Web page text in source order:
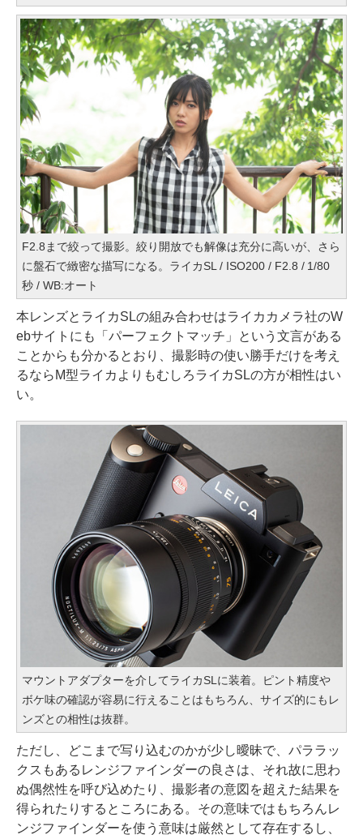
F2.8まで絞って撮影。絞り開放でも解像は充分に高いが、さら
に盤石で緻密な描写になる。ライカSL / ISO200 / F2.8 / 1/80
秒 / WB:オート
本レンズとライカSLの組み合わせはライカカメラ社のW
ebサイトにも「パーフェクトマッチ」という文言がある
ことからも分かるとおり、撮影時の使い勝手だけを考え
るならM型ライカよりもむしろライカSLの方が相性はい
い。
マウントアダプターを介してライカSLに装着。ピント精度や
ボケ味の確認が容易に行えることはもちろん、サイズ的にもレ
ンズとの相性は抜群。
ただし、どこまで写り込むのかが少し曖昧で、パララッ
クスもあるレンジファインダーの良さは、それ故に思わ
ぬ偶然性を呼び込めたり、撮影者の意図を超えた結果を
得られたりするところにある。その意味ではもちろんレ
ンジファインダーを使う意味は厳然として存在するし、